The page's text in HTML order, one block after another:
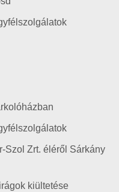
Szol Zrt. éléről Sárkány
kiültetése